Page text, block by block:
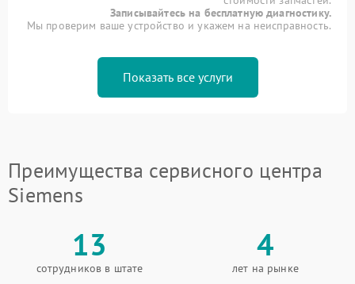
Записывайтесь на бесплатную диагностику.
Мы проверим ваше устройство и укажем на неисправность.
Показать все услуги
Преимущества сервисного центра
Siemens
13
сотрудников в штате
4
лет на рынке